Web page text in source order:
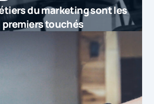
du marketing sont les
premiers touchés